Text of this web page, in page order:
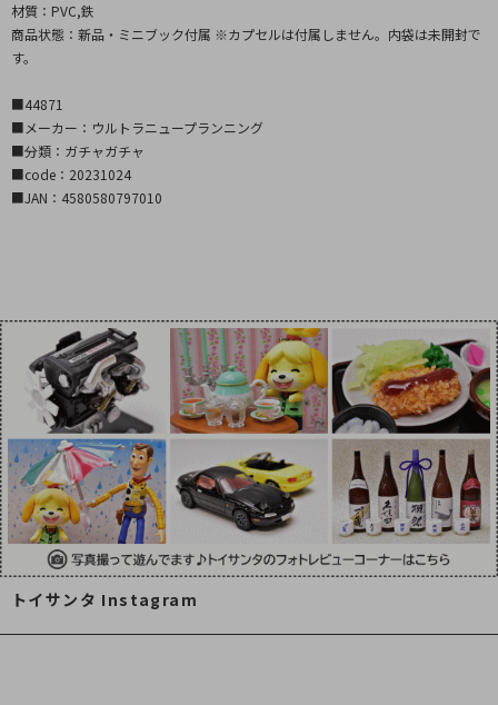
材質：PVC,鉄
商品状態：新品・ミニブック付属 ※カプセルは付属しません。内袋は未開封で
す。
■44871
■メーカー：ウルトラニュープランニング
■分類：ガチャガチャ
■code：20231024
■JAN：4580580797010
トイサンタ Instagram